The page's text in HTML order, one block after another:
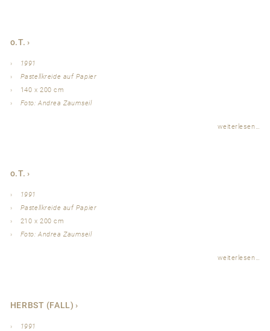
o.T.
1991
Pastellkreide auf Papier
140 x 200 cm
Foto: Andrea Zaumseil
weiterlesen…
o.T.
1991
Pastellkreide auf Papier
210 x 200 cm
Foto: Andrea Zaumseil
weiterlesen…
HERBST (FALL)
1991